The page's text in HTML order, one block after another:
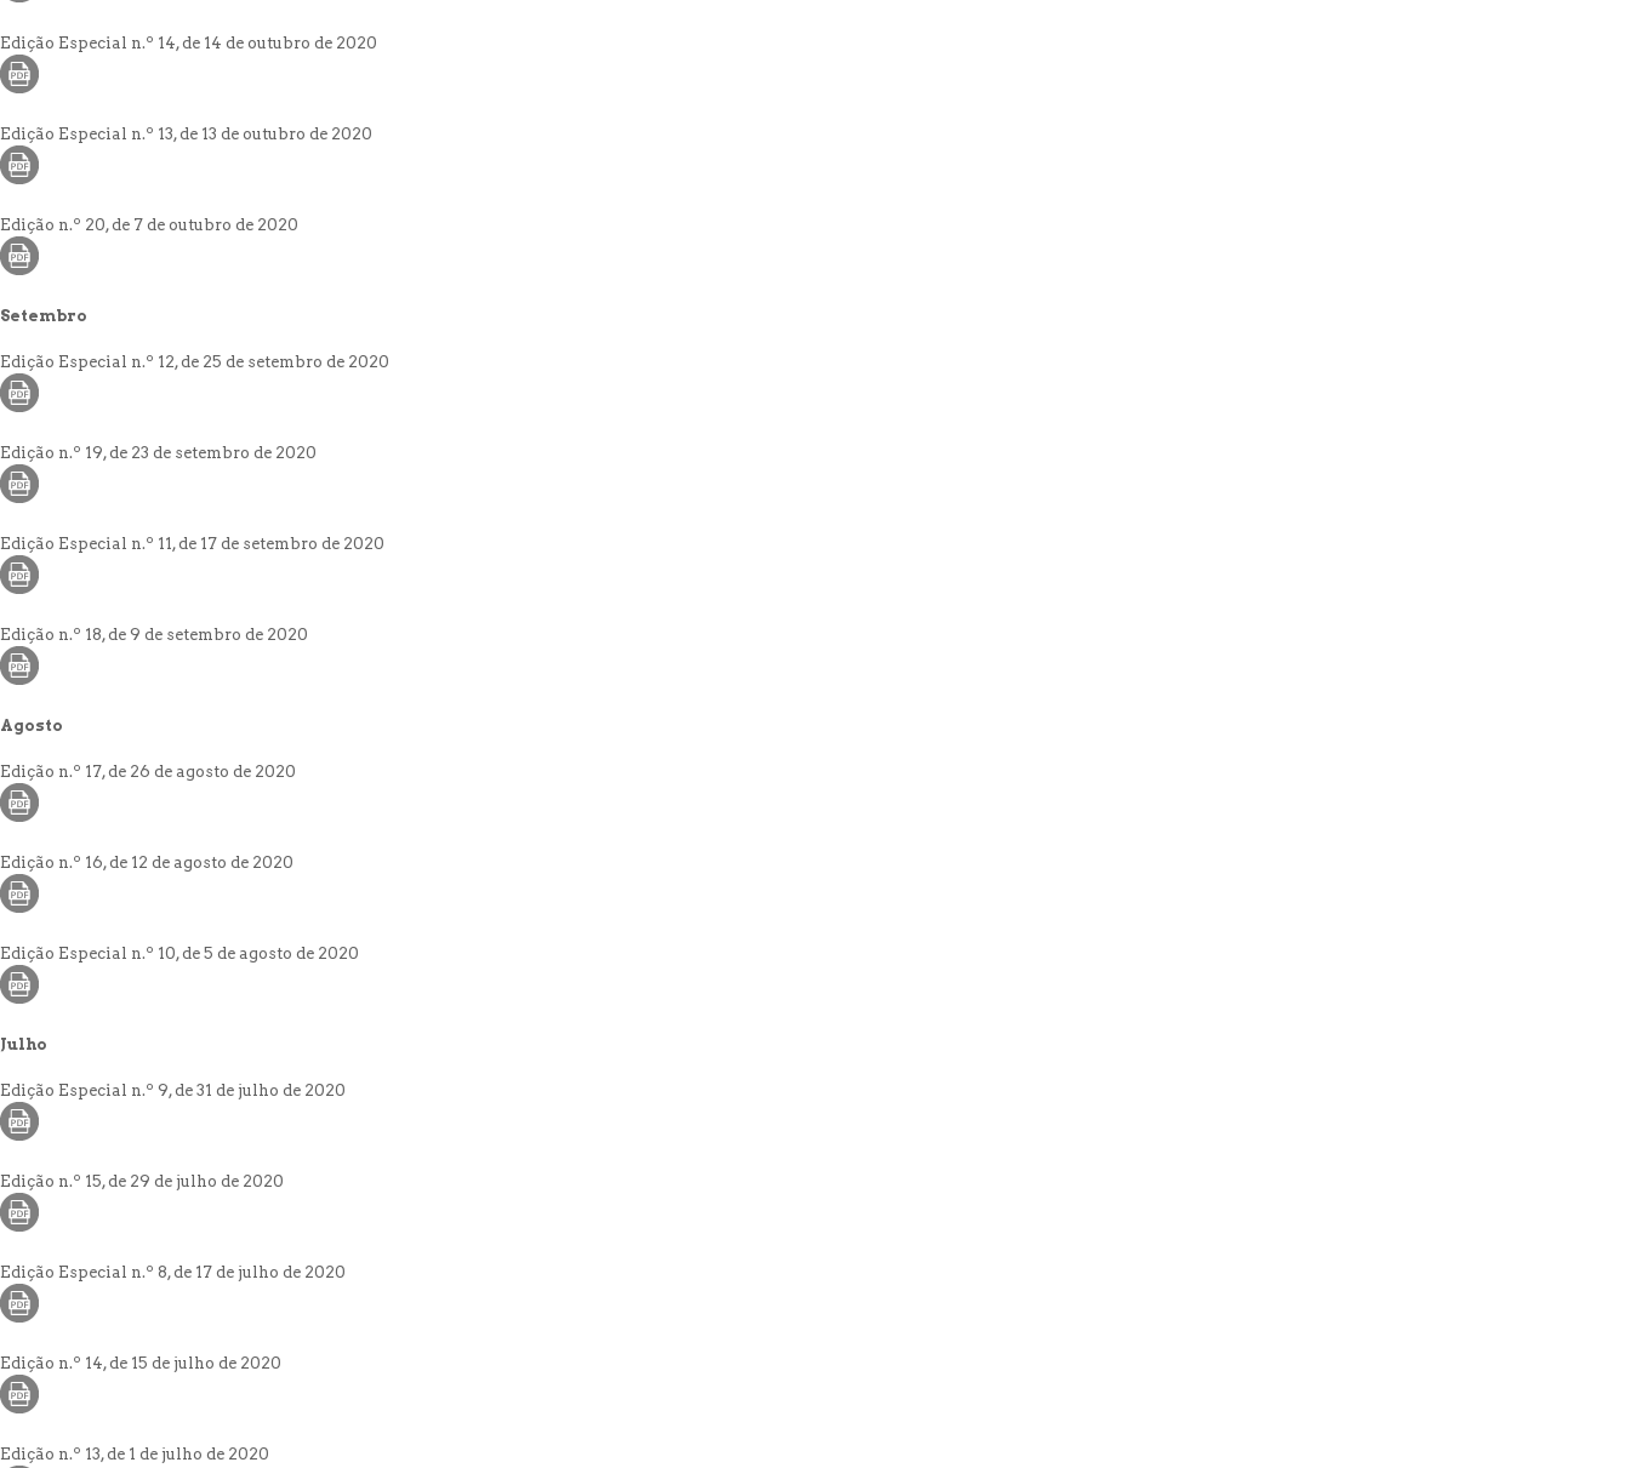
Edição Especial n.º 14, de 14 de outubro de 2020
Edição Especial n.º 13, de 13 de outubro de 2020
Edição n.º 20, de 7 de outubro de 2020
Setembro
Edição Especial n.º 12, de 25 de setembro de 2020
Edição n.º 19, de 23 de setembro de 2020
Edição Especial n.º 11, de 17 de setembro de 2020
Edição n.º 18, de 9 de setembro de 2020
Agosto
Edição n.º 17, de 26 de agosto de 2020
Edição n.º 16, de 12 de agosto de 2020
Edição Especial n.º 10, de 5 de agosto de 2020
Julho
Edição Especial n.º 9, de 31 de julho de 2020
Edição n.º 15, de 29 de julho de 2020
Edição Especial n.º 8, de 17 de julho de 2020
Edição n.º 14, de 15 de julho de 2020
Edição n.º 13, de 1 de julho de 2020